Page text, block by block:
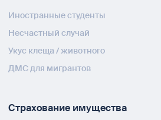
Иностранные студенты
Несчастный случай
Укус клеща / животного
ДМС для мигрантов
Страхование имущества